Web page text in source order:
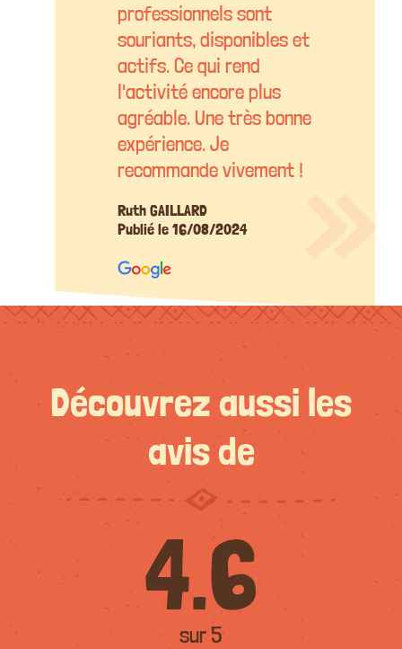
professionnels sont
souriants, disponibles et
actifs. Ce qui rend
l'activité encore plus
agréable. Une très bonne
expérience. Je
recommande vivement !
Ruth GAILLARD
Publié le 16/08/2024
Découvrez aussi les
avis de
4.6
sur 5